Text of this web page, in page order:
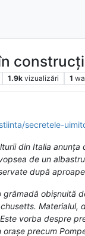
1.9k vizualizări 1
secretele-
din Italia
de un
după
obișnuită
Materialul,
vorba despre
precum